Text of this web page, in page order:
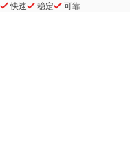
快速 稳定 可靠